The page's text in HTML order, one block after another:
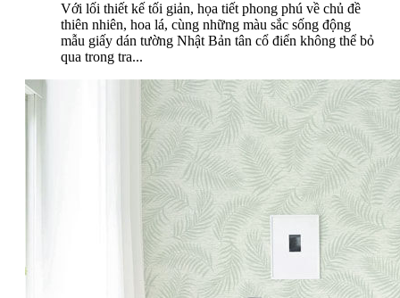
Với lối thiết kế tối giản, họa tiết phong phú về chủ đề
thiên nhiên, hoa lá, cùng những màu sắc sống động
mẫu giấy dán tường Nhật Bản tân cổ điển không thể bỏ
qua trong tra...